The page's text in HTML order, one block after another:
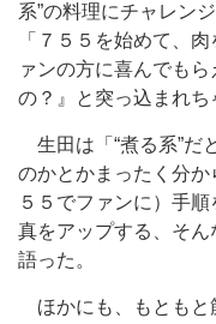
系”の料理にチャレン
「７５５を始めて、
ァンの方に喜んでも
の？』と突っ込まれ
生田は「“煮る系”だ
のかとかまったく分か
５５でファンに）手
真をアップする、そ
語った。
ほかにも、もともと